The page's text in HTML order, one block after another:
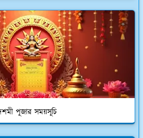
পূজার সময়সূচি